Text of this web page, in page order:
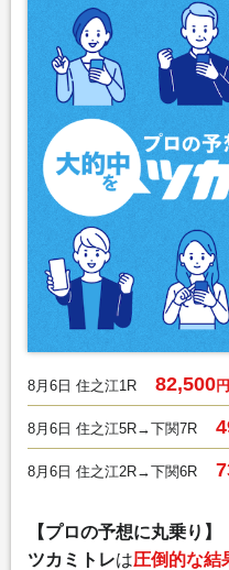
8月6日 住之江1R 82,500円
8月6日 住之江5R→下関7R
8月6日 住之江2R→下関6R
【プロの予想に丸乗り】
ツカミトレは圧倒的な結